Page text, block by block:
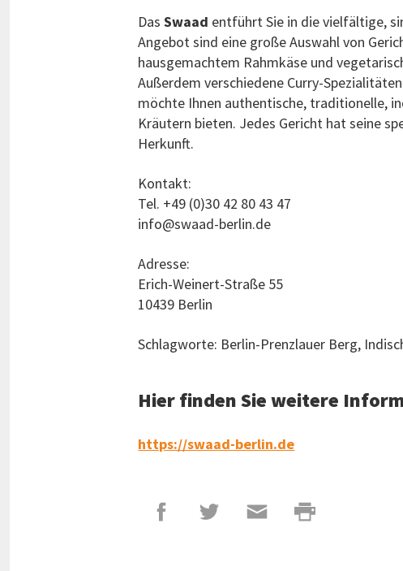
DasSwaad entführt Sie in die vielfältige,
Angebot sind eine große Auswahl von
hausgemachtem Rahmkäse und
Außerdem verschiedene Curry-
möchte Ihnen authentische, traditionelle,
Kräutern bieten. Jedes Gericht hat seine
Herkunft.
Kontakt:
Tel. +49 (0)30 42 80 43 47
info@swaad-berlin.de
Adresse:
Erich-Weinert-Straße 55
10439 Berlin
Schlagworte: Berlin-Prenzlauer Berg,
Hier finden Sie weitere
https://swaad-berlin.de